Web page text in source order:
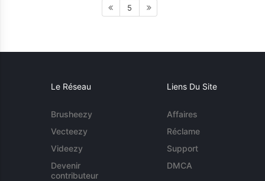
5
Le Réseau
Brusheezy
Vecteezy
Videezy
Devenir
contributeur
Liens Du Site
Affaires
Réclame
Support
DMCA